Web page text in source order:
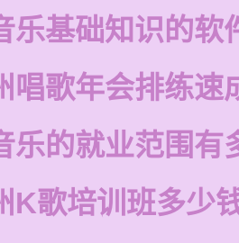
乐基础知识的软
唱歌年会排练速
乐的就业范围有
K歌培训班多少